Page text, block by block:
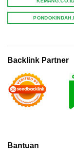
Bantuan
Backlink Partner